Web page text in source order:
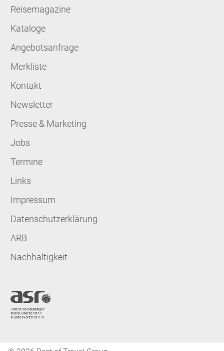
Reisemagazine
Kataloge
Angebotsanfrage
Merkliste
Kontakt
Newsletter
Presse & Marketing
Jobs
Termine
Links
Impressum
Datenschutzerklärung
ARB
Nachhaltigkeit